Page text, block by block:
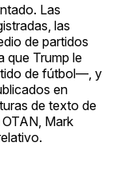
Las
las
de partidos
que Trump le
de fútbol—, y
en
de texto de
Mark